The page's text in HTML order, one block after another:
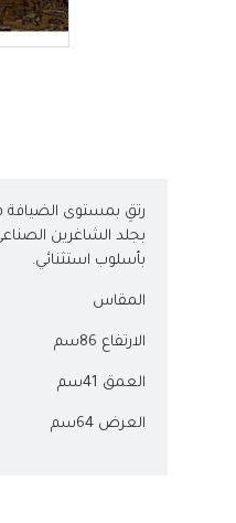
رتقِ بمستوى الضيافة
بجلد الشاغرين
بأسلوب استثنائي.
المقاس
الارتفاع 86سم
العمق 41سم
العرض 64سم